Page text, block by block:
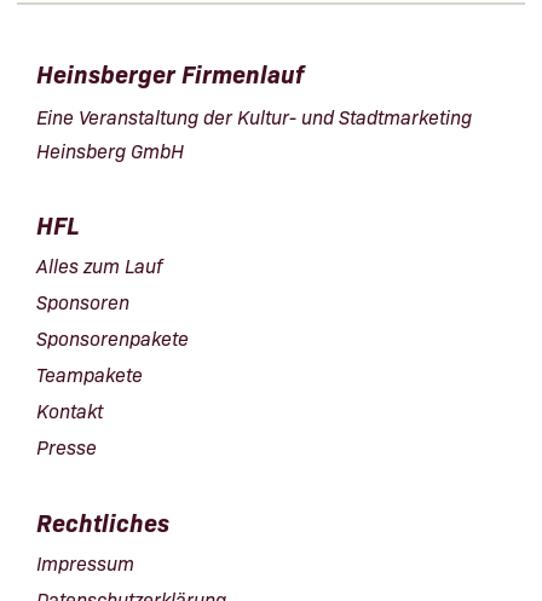
Heinsberger Firmenlauf
Eine Veranstaltung der Kultur- und Stadtmarketing
Heinsberg GmbH
HFL
Alles zum Lauf
Sponsoren
Sponsorenpakete
Teampakete
Kontakt
Presse
Rechtliches
Impressum